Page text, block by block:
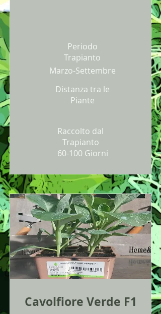
Periodo
Trapianto
Marzo-Settembre
Distanza tra le
Piante
Raccolto dal
Trapianto
60-100 Giorni
Cavolfiore Verde F1